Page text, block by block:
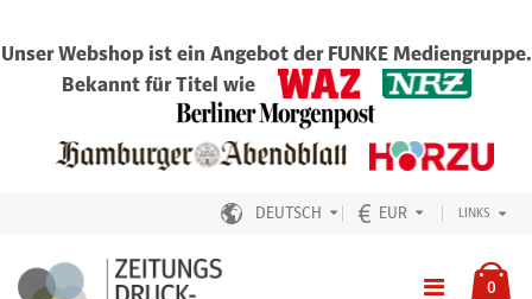
Unser Webshop ist ein Angebot der FUNKE Mediengruppe.
Bekannt für Titel wie
DEUTSCH EUR LINKS
0